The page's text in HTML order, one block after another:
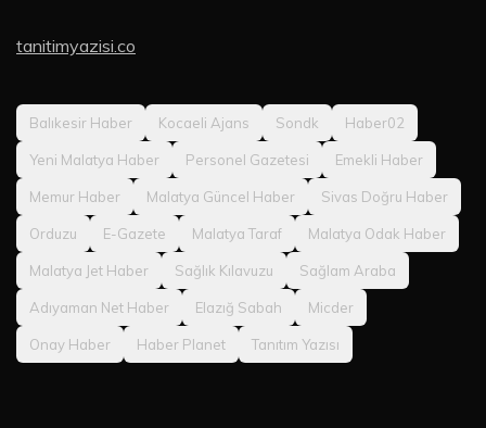
tanitimyazisi.co
Balıkesir Haber Kocaeli Ajans Sondk Haber02
Yeni Malatya Haber Personel Gazetesi Emekli Haber
Memur Haber Malatya Güncel Haber Sivas Doğru Haber
Orduzu E-Gazete Malatya Taraf Malatya Odak Haber
Malatya Jet Haber Sağlık Kılavuzu Sağlam Araba
Adıyaman Net Haber Elazığ Sabah Micder
Onay Haber Haber Planet Tanıtım Yazısı